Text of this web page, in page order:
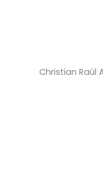
Christian Raúl